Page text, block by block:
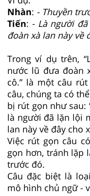
Nhàn: - Thuyền
Tiến: - Là người
đoàn xà lan này về
Trong ví dụ trên,
nước lũ đưa đoàn
cô.” là một câu
câu, chúng ta có
bị rút gọn như sau:
là người đã lặn lội
lan này về đây cho
Việc rút gọn câu
gọn hơn, tránh lặp
trước đó.
Câu đặc biệt là
mô hình chủ ngữ -